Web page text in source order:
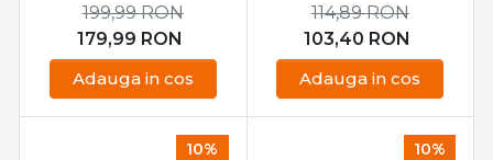
179,99 RON
199,99RON
Adauga in cos
103,40 RON
114,89RON
Adauga in cos
10% 10%